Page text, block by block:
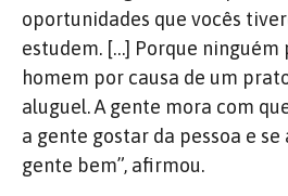
oportunidades que vocês
estudem. […] Porque ninguém
homem por causa de um
aluguel. A gente mora com
a gente gostar da pessoa e
gente bem”, afirmou.